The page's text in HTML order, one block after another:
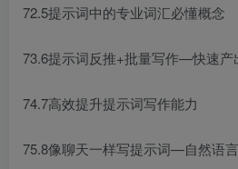
72.5提示词中的专业词汇必懂概念
73.6提示词反推+批量写作—快速产
74.7高效提升提示词写作能力
75.8像聊天一样写提示词—自然语